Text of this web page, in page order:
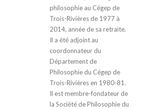
philosophie au Cégep de
Trois-Rivières de 1977 à
2014, année de sa retraite.
Il a été adjoint au
coordonnateur du
Département de
Philosophie du Cégep de
Trois-Rivières en 1980-81.
Il est membre-fondateur de
la Société de Philosophie du